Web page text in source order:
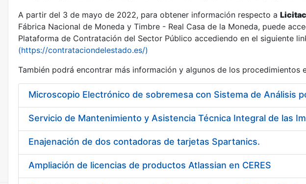
Mostra/Amaga
Mostra/Amaga
Mostra/Amaga
A partir del 3 de mayo de 2022, para obtener información respecto a
Fábrica Nacional de Moneda y Timbre - Real Casa de la Moneda, puede
Plataforma de Contratación del Sector Público accediendo en el siguiente
(https://contrataciondelestado.es/)
También podrá encontrar más información y algunos de los procedimientos
Microscopio Electrónico de sobremesa con Sistema de Análisis
Enajenación de dos contadoras de tarjetas Spartanics.
Ampliación de licencias de productos Atlassian en CERES